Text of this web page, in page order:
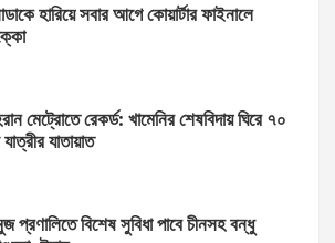
হারিয়ে সবার আগে কোয়ার্টার ফাইনালে
মেট্রোতে রেকর্ড: খামেনির শেষবিদায় ঘিরে ৭০
যাতায়াত
প্রণালিতে বিশেষ সুবিধা পাবে চীনসহ বন্ধু